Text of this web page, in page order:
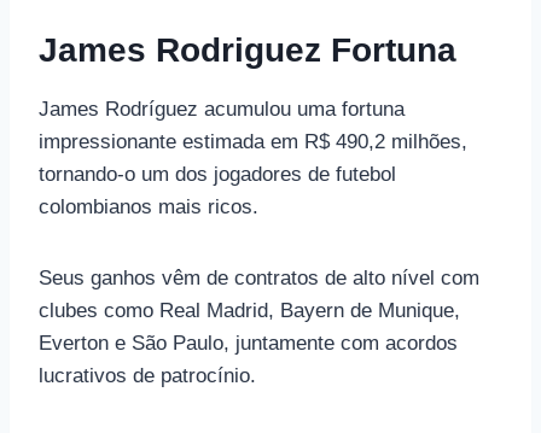
James Rodriguez Fortuna
James Rodríguez acumulou uma fortuna
impressionante estimada em R$ 490,2 milhões,
tornando-o um dos jogadores de futebol
colombianos mais ricos.
Seus ganhos vêm de contratos de alto nível com
clubes como Real Madrid, Bayern de Munique,
Everton e São Paulo, juntamente com acordos
lucrativos de patrocínio.